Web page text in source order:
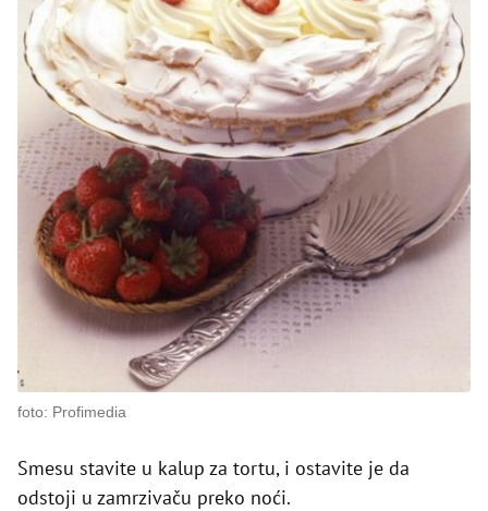
foto: Profimedia
Smesu stavite u kalup za tortu, i ostavite je da
odstoji u zamrzivaču preko noći.